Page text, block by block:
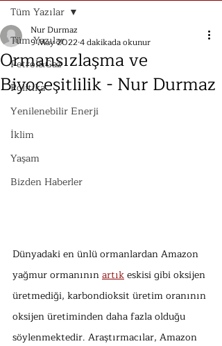
Tüm Yazılar
Petrol&Gaz
Politika
Yenilenebilir Enerji
İklim
Yaşam
Bizden Haberler
Tüm Yazılar
Ormansızlaşma ve
Biyoçeşitlilik - Nur Durmaz
Nur Durmaz
9 May 20224 dakikada okunur
Dünyadaki en ünlü ormanlardan Amazon
yağmur ormanının artık eskisi gibi oksijen
üretmediği, karbondioksit üretim oranının
oksijen üretiminden daha fazla olduğu
söylenmektedir. Araştırmacılar, Amazon